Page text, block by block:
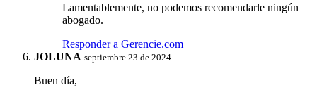
Lamentablemente, no podemos recomendarle ningún
abogado.
Responder a Gerencie.com
JOLUNA septiembre 23 de 2024
Buen día,